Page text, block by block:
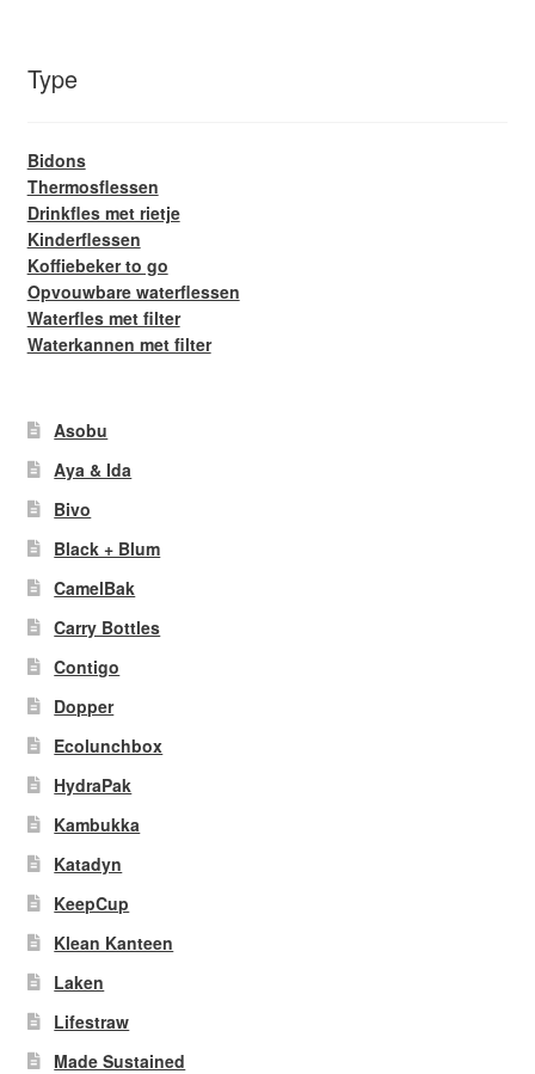
Type
Bidons
Thermosflessen
Drinkfles met rietje
Kinderflessen
Koffiebeker to go
Opvouwbare waterflessen
Waterfles met filter
Waterkannen met filter
Asobu
Aya & Ida
Bivo
Black + Blum
CamelBak
Carry Bottles
Contigo
Dopper
Ecolunchbox
HydraPak
Kambukka
Katadyn
KeepCup
Klean Kanteen
Laken
Lifestraw
Made Sustained